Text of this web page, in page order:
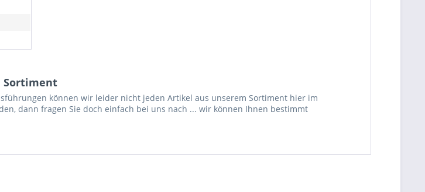
Sortiment
können wir leider nicht jeden Artikel aus unserem Sortiment hier im
dann fragen Sie doch einfach bei uns nach ... wir können Ihnen bestimmt